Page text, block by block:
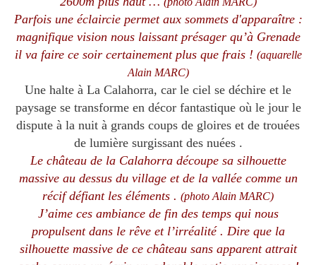
Parfois une éclaircie permet aux sommets d'apparaître :
magnifique vision nous laissant présager qu’à Grenade
il va faire ce soir certainement plus que frais ! (aquarelle
Alain MARC)
Une halte à La Calahorra, car le ciel se déchire et le
paysage se transforme en décor fantastique où le jour le
dispute à la nuit à grands coups de gloires et de trouées
de lumière surgissant des nuées .
Le château de la Calahorra découpe sa silhouette
massive au dessus du village et de la vallée comme un
récif défiant les éléments . (photo Alain MARC)
J’aime ces ambiance de fin des temps qui nous
propulsent dans le rêve et l’irréalité . Dire que la
silhouette massive de ce château sans apparent attrait